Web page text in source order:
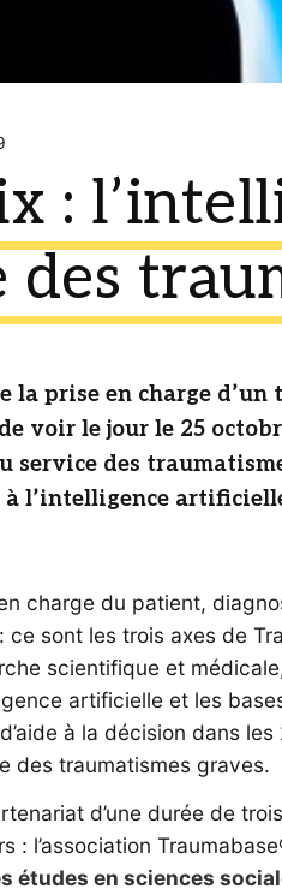
:
des
la prise en charge
voir le jour le 25
service des
à l’intelligence
charge du patient,
ce sont les trois axes de
scientifique et
artificielle et les
à la décision dans
des traumatismes graves.
d’une durée de
: l’association
études en sciences